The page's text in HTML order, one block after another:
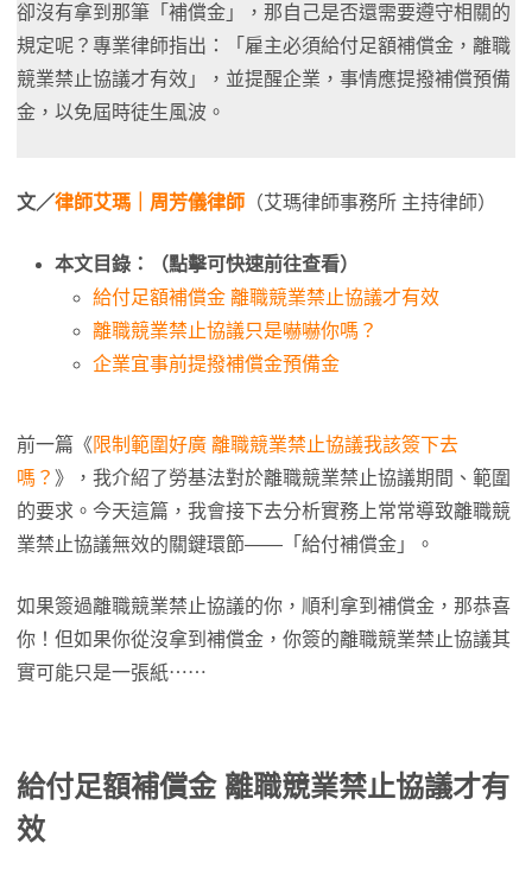
卻沒有拿到那筆「補償金」，那自己是否還需要遵守相關的
規定呢？專業律師指出：「雇主必須給付足額補償金，離職
競業禁止協議才有效」，並提醒企業，事情應提撥補償預備
金，以免屆時徒生風波。
文／律師艾瑪｜周芳儀律師 （艾瑪律師事務所 主持律師）
本文目錄：（點擊可快速前往查看）
給付足額補償金 離職競業禁止協議才有效
離職競業禁止協議只是嚇嚇你嗎？
企業宜事前提撥補償金預備金
前一篇《 限制範圍好廣 離職競業禁止協議我該簽下去
嗎？ 》，我介紹了勞基法對於離職競業禁止協議期間、範圍
的要求。今天這篇，我會接下去分析實務上常常導致離職競
業禁止協議無效的關鍵環節——「給付補償金」。
如果簽過離職競業禁止協議的你，順利拿到補償金，那恭喜
你！但如果你從沒拿到補償金，你簽的離職競業禁止協議其
實可能只是一張紙⋯⋯
給付足額補償金 離職競業禁止協議才有
效